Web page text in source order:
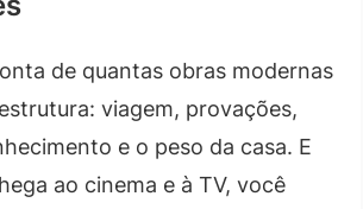
de quantas obras modernas
viagem, provações,
e o peso da casa. E
ao cinema e à TV, você